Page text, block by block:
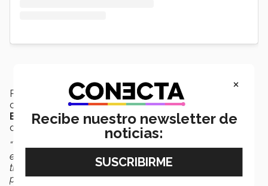
Para reinventar la cercanía geográfica de servicios, el
cofundador y director científico de laCátedra
Emprendimiento, Territorio e Innovación(ETI)
destacó que los sectores deben trabajar en conjunto.
“Tenemos que crear una masa crítica de alcaldes,
empresas privadas, investigadores y ciudadanos a
trabajar alrededor delbien comúnde la ciudad de
proximidad.
×
Recibe nuestro newsletter de
noticias: